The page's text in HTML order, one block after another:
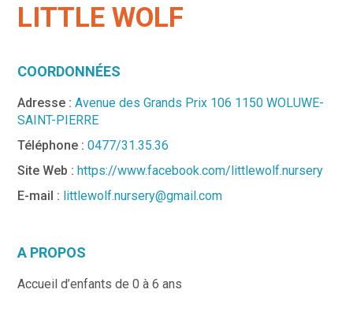
LITTLE WOLF
COORDONNÉES
Adresse : Avenue des Grands Prix 106 1150 WOLUWE-
SAINT-PIERRE
Téléphone :0477/31.35.36
Site Web : https://www.facebook.com/littlewolf.nursery
E-mail : littlewolf.nursery@gmail.com
A PROPOS
Accueil d’enfants de 0 à 6 ans